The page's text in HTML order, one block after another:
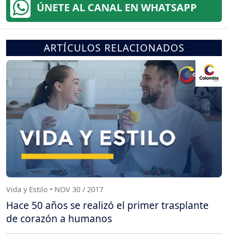
ÚNETE AL CANAL EN WHATSAPP
ARTÍCULOS RELACIONADOS
Vida y Estilo • NOV 30 / 2017
Hace 50 años se realizó el primer trasplante
de corazón a humanos